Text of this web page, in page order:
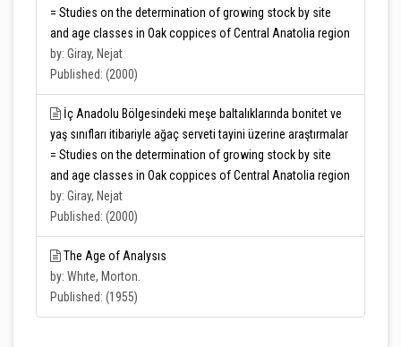
= Studies on the determination of growing stock by site
and age classes in Oak coppices of Central Anatolia region
by: Giray, Nejat
Published: (2000)
İç Anadolu Bölgesindeki meşe baltalıklarında bonitet ve
yaş sınıfları itibariyle ağaç serveti tayini üzerine araştırmalar
= Studies on the determination of growing stock by site
and age classes in Oak coppices of Central Anatolia region
by: Giray, Nejat
Published: (2000)
The Age of Analysıs
by: Whıte, Morton.
Published: (1955)